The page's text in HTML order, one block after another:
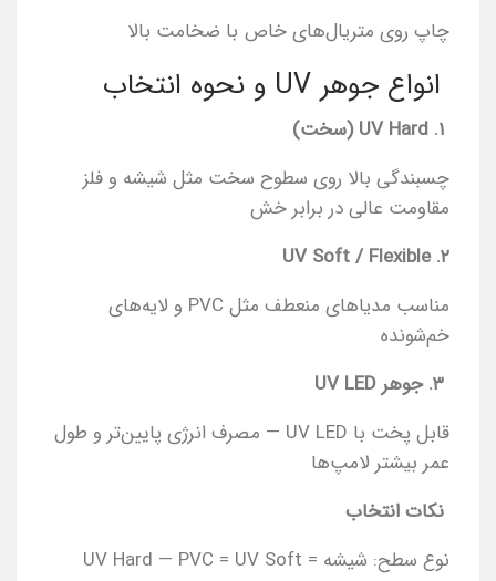
چاپ روی متریال‌های خاص با ضخامت بالا
انواع جوهر UV و نحوه انتخاب
چسبندگی بالا روی سطوح سخت مثل شیشه و فلز
مقاومت عالی در برابر خش
۲. UV Soft / Flexible
مناسب مدیاهای منعطف مثل PVC و لایه‌های
خم‌شونده
قابل پخت با UV LED — مصرف انرژی پایین‌تر و طول
عمر بیشتر لامپ‌ها
نکات انتخاب
نوع سطح: شیشه = UV Hard — PVC = UV Soft